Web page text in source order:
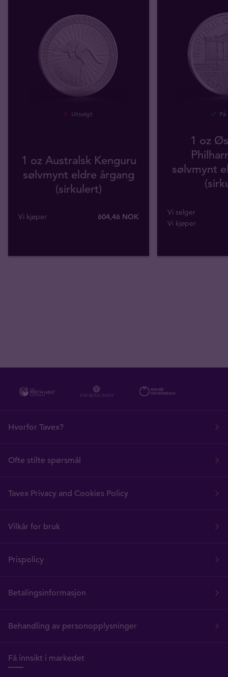
Utsolgt
1 oz Australsk Kenguru
sølvmynt eldre årgang
(sirkulert)
Vi kjøper 604,46 NOK
1 oz
sølvmynt
Vi selger
Vi kjøper
Hvorfor Tavex?
Ofte stilte spørsmål
Tavex Privacy and Cookies Policy
Vilkår for bruk
Prispolicy
Betalingsinformasjon
Behandling av personopplysninger
Få innsikt i markedet